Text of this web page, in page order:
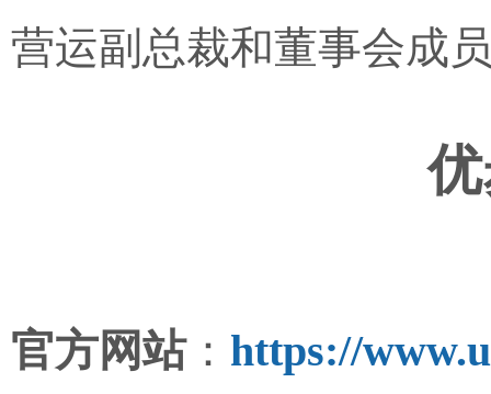
营运副总裁和董事会成
官方网站： https://